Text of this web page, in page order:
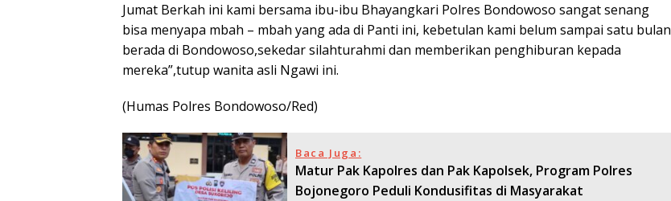
Jumat Berkah ini kami bersama ibu-ibu Bhayangkari Polres Bondowoso sangat senang
bisa menyapa mbah – mbah yang ada di Panti ini, kebetulan kami belum sampai satu bulan
berada di Bondowoso,sekedar silahturahmi dan memberikan penghiburan kepada
mereka”,tutup wanita asli Ngawi ini.
(Humas Polres Bondowoso/Red)
Baca Juga:
Matur Pak Kapolres dan Pak Kapolsek, Program Polres
Bojonegoro Peduli Kondusifitas di Masyarakat